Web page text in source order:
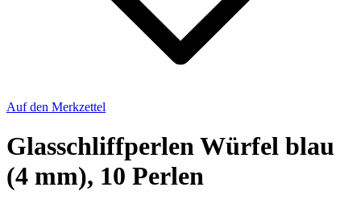
Auf den Merkzettel
Glasschliffperlen Würfel blau
(4 mm), 10 Perlen